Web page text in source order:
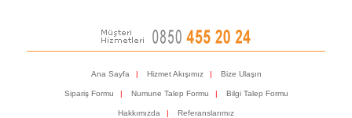
Ana Sayfa | Hizmet Akışımız | Bize Ulaşın
Sipariş Formu | Numune Talep Formu | Bilgi Talep Formu
Hakkımızda | Referanslarımız